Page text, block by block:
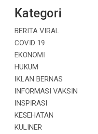
Kategori
BERITA VIRAL
COVID 19
EKONOMI
HUKUM
IKLAN BERNAS
INFORMASI VAKSIN
INSPIRASI
KESEHATAN
KULINER